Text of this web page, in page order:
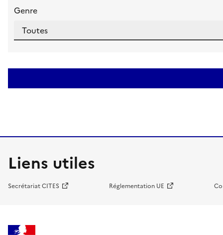
Genre
Liens utiles
Secrétariat CITES Réglementation UE